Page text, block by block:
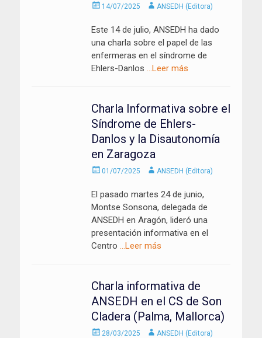
Enviado
14/07/2025 AutorANSEDH (Editora)
Este 14 de julio, ANSEDH ha dado
una charla sobre el papel de las
enfermeras en el síndrome de
Ehlers-Danlos …Leer más
Charla Informativa sobre el
Síndrome de Ehlers-
Danlos y la Disautonomía
en Zaragoza
Enviado
01/07/2025 AutorANSEDH (Editora)
El pasado martes 24 de junio,
Montse Sonsona, delegada de
ANSEDH en Aragón, lideró una
presentación informativa en el
Centro …Leer más
Charla informativa de
ANSEDH en el CS de Son
Cladera (Palma, Mallorca)
Enviado
28/03/2025 AutorANSEDH (Editora)